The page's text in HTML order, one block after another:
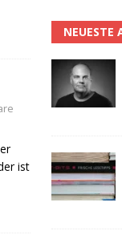
ist
NEUESTE